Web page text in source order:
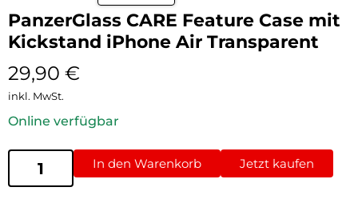
PanzerGlass CARE Feature Case mit
Kickstand iPhone Air Transparent
29,90 €
inkl. MwSt.
Online verfügbar
In den Warenkorb Jetzt kaufen